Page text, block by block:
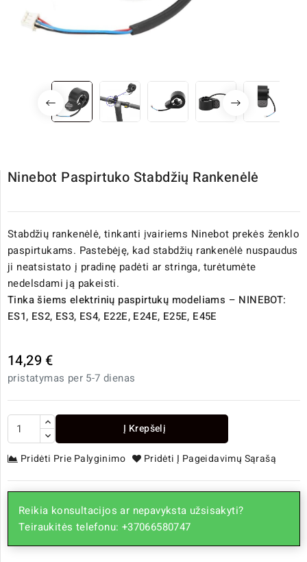
Ninebot Paspirtuko Stabdžių Rankenėlė
Stabdžių rankenėlė, tinkanti įvairiems Ninebot prekės ženklo
paspirtukams. Pastebėję, kad stabdžių rankenėlė nuspaudus
ji neatsistato į pradinę padėti ar stringa, turėtumėte
nedelsdami ją pakeisti.
Tinka šiems elektrinių paspirtukų modeliams – NINEBOT:
ES1, ES2, ES3, ES4, E22E, E24E, E25E, E45E
14,29 €
pristatymas per 5-7 dienas
Į Krepšelį
Pridėti Prie Palyginimo Pridėti Į Pageidavimų Sąrašą
Reikia konsultacijos ar nepavyksta užsisakyti?
Teiraukitės telefonu: +37066580747